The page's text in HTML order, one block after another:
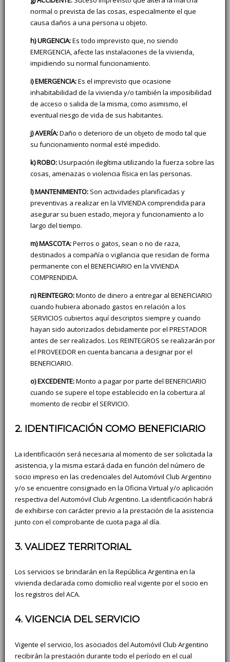
normal o prevista de las cosas, especialmente el que
causa daños a una persona u objeto.
h) URGENCIA:Es todo imprevisto que, no siendo
EMERGENCIA, afecte las instalaciones de la vivienda,
impidiendo su normal funcionamiento.
i) EMERGENCIA:Es el imprevisto que ocasione
inhabitabilidad de la vivienda y/o también la imposibilidad
de acceso o salida de la misma, como asimismo, el
eventual riesgo de vida de sus habitantes.
j) AVERÍA:Daño o deterioro de un objeto de modo tal que
su funcionamiento normal esté impedido.
k) ROBO:Usurpación ilegítima utilizando la fuerza sobre las
cosas, amenazas o violencia física en las personas.
l) MANTENIMIENTO: Son actividades planificadas y
preventivas a realizar en la VIVIENDA comprendida para
asegurar su buen estado, mejora y funcionamiento a lo
largo del tiempo.
m) MASCOTA:Perros o gatos, sean o no de raza,
destinados a compañía o vigilancia que residan de forma
permanente con el BENEFICIARIO en la VIVIENDA
COMPRENDIDA.
n) REINTEGRO:Monto de dinero a entregar al BENEFICIARIO
cuando hubiera abonado gastos en relación a los
SERVICIOS cubiertos aquí descriptos siempre y cuando
hayan sido autorizados debidamente por el PRESTADOR
antes de ser realizados. Los REINTEGROS se realizarán por
el PROVEEDOR en cuenta bancaria a designar por el
BENEFICIARIO.
o) EXCEDENTE:Monto a pagar por parte del BENEFICIARIO
cuando se supere el tope establecido en la cobertura al
momento de recibir el SERVICIO.
2. IDENTIFICACIÓN COMO BENEFICIARIO
La identificación será necesaria al momento de ser solicitada la
asistencia, y la misma estará dada en función del número de
socio impreso en las credenciales del Automóvil Club Argentino
y/o se encuentre consignado en la Oficina Virtual y/o aplicación
respectiva del Automóvil Club Argentino. La identificación habrá
de exhibirse con carácter previo a la prestación de la asistencia
junto con el comprobante de cuota paga al día.
3. VALIDEZ TERRITORIAL
Los servicios se brindarán en la República Argentina en la
vivienda declarada como domicilio real vigente por el socio en
los registros del ACA.
4. VIGENCIA DEL SERVICIO
Vigente el servicio, los asociados del Automóvil Club Argentino
recibirán la prestación durante todo el período en el cual